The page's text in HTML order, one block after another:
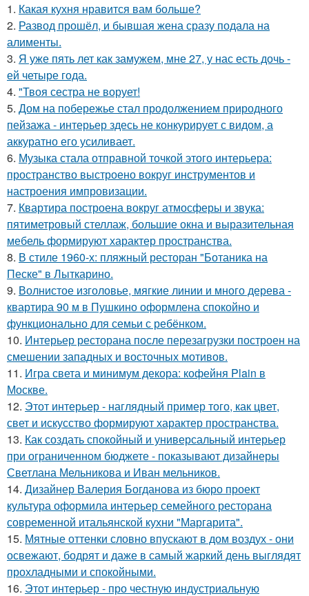
1. Какая кухня нравится вам больше?
2. Развод прошёл, и бывшая жена сразу подала на
алименты.
3. Я уже пять лет как замужем, мне 27, у нас есть дочь -
ей четыре года.
4. "Твоя сестра не ворует!
5. Дом на побережье стал продолжением природного
пейзажа - интерьер здесь не конкурирует с видом, а
аккуратно его усиливает.
6. Музыка стала отправной точкой этого интерьера:
пространство выстроено вокруг инструментов и
настроения импровизации.
7. Квартира построена вокруг атмосферы и звука:
пятиметровый стеллаж, большие окна и выразительная
мебель формируют характер пространства.
8. В стиле 1960-х: пляжный ресторан "Ботаника на
Песке" в Лыткарино.
9. Волнистое изголовье, мягкие линии и много дерева -
квартира 90 м в Пушкино оформлена спокойно и
функционально для семьи с ребёнком.
10. Интерьер ресторана после перезагрузки построен на
смешении западных и восточных мотивов.
11. Игра света и минимум декора: кофейня Plain в
Москве.
12. Этот интерьер - наглядный пример того, как цвет,
свет и искусство формируют характер пространства.
13. Как создать спокойный и универсальный интерьер
при ограниченном бюджете - показывают дизайнеры
Светлана Мельникова и Иван мельников.
14. Дизайнер Валерия Богданова из бюро проект
культура оформила интерьер семейного ресторана
современной итальянской кухни "Маргарита".
15. Мятные оттенки словно впускают в дом воздух - они
освежают, бодрят и даже в самый жаркий день выглядят
прохладными и спокойными.
16. Этот интерьер - про честную индустриальную